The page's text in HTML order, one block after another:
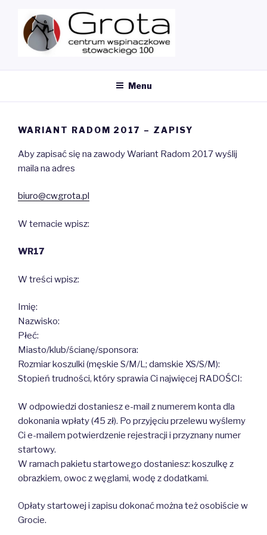
MY CMS
Menu
WARIANT RADOM 2017 – ZAPISY
Aby zapisać się na zawody Wariant Radom 2017 wyślij
maila na adres
biuro@cwgrota.pl
W temacie wpisz:
WR17
W treści wpisz:
Imię:
Nazwisko:
Płeć:
Miasto/klub/ścianę/sponsora:
Rozmiar koszulki (męskie S/M/L; damskie XS/S/M):
Stopień trudności, który sprawia Ci najwięcej RADOŚCI:
W odpowiedzi dostaniesz e-mail z numerem konta dla
dokonania wpłaty (45 zł). Po przyjęciu przelewu wyślemy
Ci e-mailem potwierdzenie rejestracji i przyznany numer
startowy.
W ramach pakietu startowego dostaniesz: koszulkę z
obrazkiem, owoc z węglami, wodę z dodatkami.
Opłaty startowej i zapisu dokonać można też osobiście w
Grocie.